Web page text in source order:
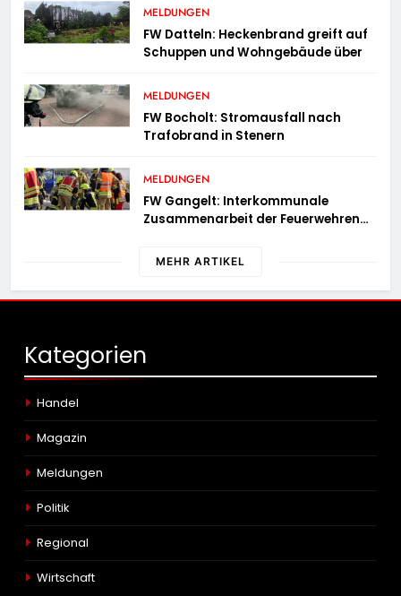
MELDUNGEN
FW Datteln: Heckenbrand greift auf
Schuppen und Wohngebäude über
MELDUNGEN
FW Bocholt: Stromausfall nach
Trafobrand in Stenern
MELDUNGEN
FW Gangelt: Interkommunale
Zusammenarbeit der Feuerwehren
Gangelt
MEHR ARTIKEL
Kategorien
Handel
Magazin
Meldungen
Politik
Regional
Wirtschaft